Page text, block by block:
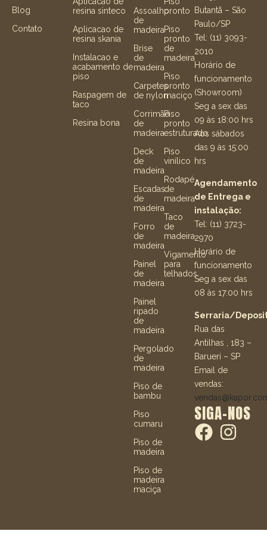
Blog
Contato
resina sinteco
Aplicacao de
resina skania
Instalacao e
acabamento de
piso
Raspagem de
taco
Resina bona
Assoalho
de
madeira
Brise
de
madeira
Carpetes
de nylon
Corrimão
de
madeira
Deck
de
madeira
Escadas
de
madeira
Forro
de
madeira
Painel
de
madeira
Painel
ripado
de
madeira
Pergolado
de
madeira
Piso de
bambu
Piso
cumaru
Piso de
madeira
Piso de
madeira
maciça
pronto
Piso
pronto
de
madeira
Piso
pronto
maciço
Piso
pronto
estruturado
Piso
vinílico
Rodapé
de
madeira
Taco
de
madeira
Vigamento
para
telhados
Butantã – São
Paulo/SP
Tel: (11) 3093-
2010
Horário de
funcionamento
(Showroom)
Seg a sex das
09 às 18:00 hrs
Aos sábados
das 9 às 15:00
hrs
Agendamento
de Entrega e
instalação:
Tel: (11) 3723-
2970
Horário de
funcionamento
Seg a sex das
08 às 17:00 hrs
Serraria/
Rua das
Antilhas , 183 –
Barueri – SP
Email de
vendas:
SIGA-NOS